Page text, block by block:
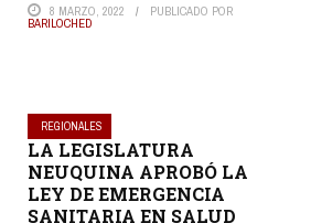
8 MARZO, 2022 PUBLICADO POR
BARILOCHED
REGIONALES
LA LEGISLATURA
NEUQUINA APROBÓ LA
LEY DE EMERGENCIA
SANITARIA EN SALUD